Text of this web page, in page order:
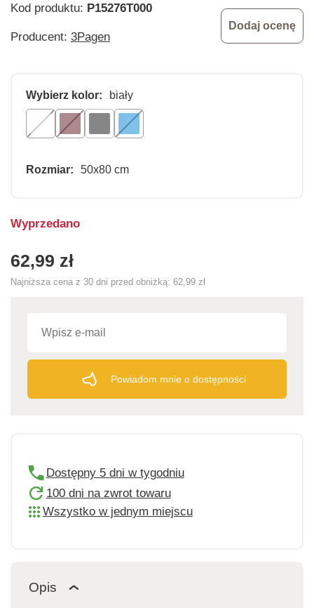
Kod produktu: P15276T000
Producent: 3Pagen
Dodaj ocenę
Wybierz kolor: biały
Rozmiar: 50x80 cm
62,99 zł
Najniższa cena z 30 dni przed obniżką: 62,99 zł
Wyprzedano
Powiadom mnie o dostępności
Dostępny 5 dni w tygodniu
100 dni na zwrot towaru
Wszystko w jednym miejscu
Opis